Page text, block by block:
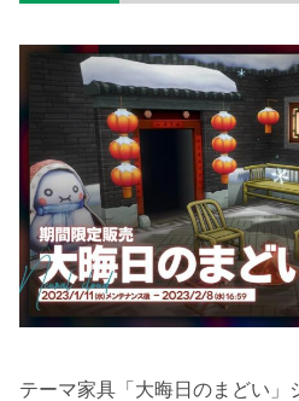
テーマ家具「大晦日のまどい」